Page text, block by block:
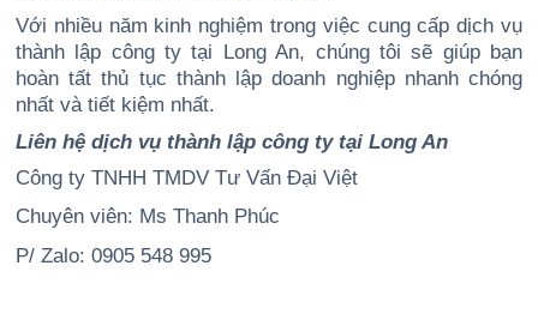
Với nhiều năm kinh nghiệm trong việc cung cấp dịch vụ
thành lập công ty tại Long An, chúng tôi sẽ giúp bạn
hoàn tất thủ tục thành lập doanh nghiệp nhanh chóng
nhất và tiết kiệm nhất.
Liên hệ dịch vụ thành lập công ty tại Long An
Công ty TNHH TMDV Tư Vấn Đại Việt
Chuyên viên: Ms Thanh Phúc
P/ Zalo: 0905 548 995